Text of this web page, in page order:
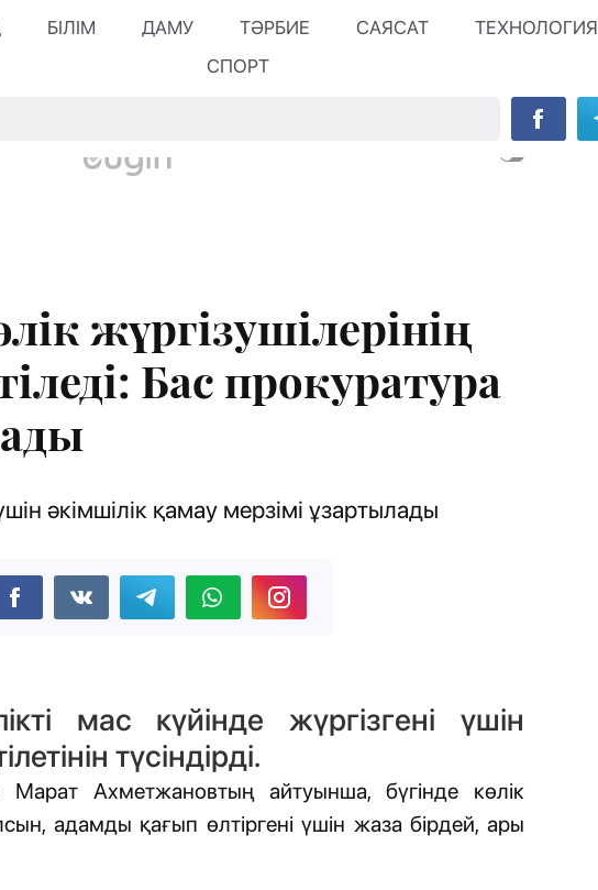
БІЛІМ ДАМУ ТӘРБИЕ САЯСАТ ТЕХНОЛОГИЯ
СПОРТ
жүргізушілерінің
Бас прокуратура
әкімшілік қамау мерзімі ұзартылады
мас күйінде жүргізгені үшін
түсіндірді.
Ахметжановтың айтуынша, бүгінде көлік
адамды қағып өлтіргені үшін жаза бірдей, ары